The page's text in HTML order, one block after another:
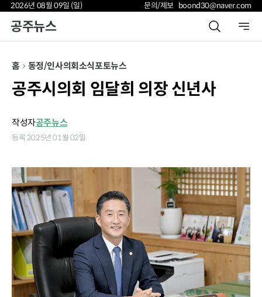
2026년 08월 09일 (일) 문의/제보 boond30@naver.com
공주뉴스
홈 동정/인사의회소식포토뉴스
공주시의회 임달희 의장 신년사
작성자공주뉴스
등록 2025년 01월 02일